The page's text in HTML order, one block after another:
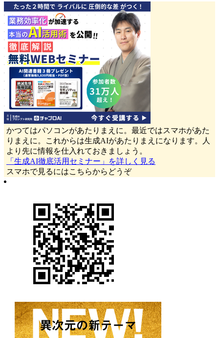
かつてはパソコンがあたりまえに。最近ではスマホがあた
りまえに。これからは生成AIがあたりまえになります。人
より先に情報を仕入れておきましょう。
「生成AI徹底活用セミナー」を詳しく見る
スマホで見るにはこちらからどうぞ